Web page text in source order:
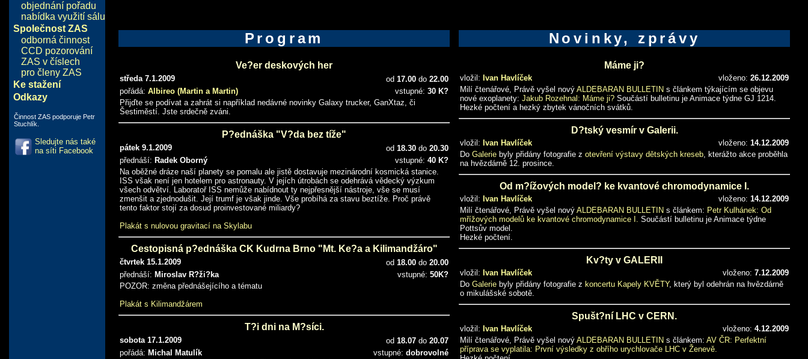
objednání pořadu
nabídka využití sálu
Společnost ZAS
odborná činnost
CCD pozorování
ZAS v číslech
pro členy ZAS
Ke stažení
Odkazy
Činnost ZAS podporuje Petr
Stuchlík.
Sledujte nás také
na síti Facebook
Program
Ve?er deskových her
středa 7.1.2009 od 17.00 do 22.00
pořádá: Albireo (Martin a Martin) vstupné: 30 K?
Přijďte se podívat a zahrát si například nedávné novinky Galaxy trucker, GanXtaz, či
Šestiměstí. Jste srdečně zváni.
P?ednáška "V?da bez tíže"
pátek 9.1.2009 od 18.30 do 20.30
přednáší: Radek Oborný vstupné: 40 K?
Na oběžné dráze naší planety se pomalu ale jistě dostavuje mezinárodní kosmická stanice.
ISS však není jen hotelem pro astronauty. V jejích útrobách se odehrává vědecký výzkum
všech odvětví. Laboratoř ISS nemůže nabídnout ty nejpřesnější nástroje, vše se musí
zmenšit a zjednodušit. Její trumf je však jinde. Vše probíhá za stavu beztíže. Proč právě
tento faktor stojí za dosud proinvestované miliardy?
Plakát s nulovou gravitací na Skylabu
Cestopisná p?ednáška CK Kudrna Brno "Mt. Ke?a a Kilimandžáro"
čtvrtek 15.1.2009 od 18.00 do 20.00
přednáší: Miroslav R?ži?ka vstupné: 50K?
POZOR: změna přednášejícího a tématu
Plakát s Kilimandžárem
T?i dni na M?síci.
sobota 17.1.2009 od 18.07 do 20.07
pořádá: Michal Matulík vstupné: dobrovolné
Novinky, zprávy
Máme ji?
vložil: Ivan Havlíček vloženo: 26.12.2009
Milí čtenářové, Právě vyšel nový ALDEBARAN BULLETIN s článkem týkajícím se objevu
nové exoplanety: Jakub Rozehnal: Máme ji? Součástí bulletinu je Animace týdne GJ 1214.
Hezké počtení a hezký zbytek vánočních svátků.
D?tský vesmír v Galerii.
vložil: Ivan Havlíček vloženo: 14.12.2009
Do Galerie byly přidány fotografie z otevření výstavy dětských kreseb , kterážto akce proběhla
na hvězdárně 12. prosince.
Od m?ížových model? ke kvantové chromodynamice I.
vložil: Ivan Havlíček vloženo: 14.12.2009
Milí čtenářové, Právě vyšel nový ALDEBARAN BULLETIN s článkem: Petr Kulhánek: Od
mřížových modelů ke kvantové chromodynamice I. Součástí bulletinu je Animace týdne
Pottsův model.
Hezké počtení.
Kv?ty v GALERII
vložil: Ivan Havlíček vloženo: 7.12.2009
Do Galerie byly přidány fotografie z koncertu Kapely KVĚTY, který byl odehrán na hvězdárně
o mikulášské sobotě.
Spušt?ní LHC v CERN.
vložil: Ivan Havlíček vloženo: 4.12.2009
Milí čtenářové, Právě vyšel nový ALDEBARAN BULLETIN s článkem: AV ČR: Perfektní
příprava se vyplatila: První výsledky z obřího urychlovače LHC v Ženevě.